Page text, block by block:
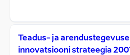
Teadus- ja
innovatsiooni strateegia